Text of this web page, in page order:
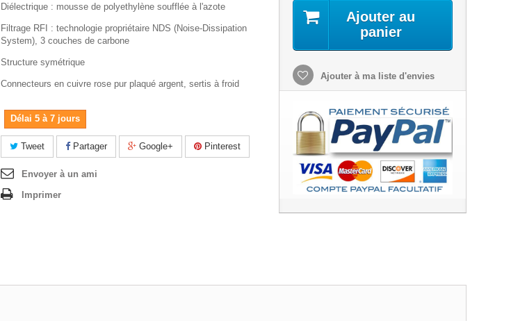
Diélectrique : mousse de polyethylène soufflée à l'azote
Filtrage RFI : technologie propriétaire NDS (Noise-Dissipation
System), 3 couches de carbone
Structure symétrique
Connecteurs en cuivre rose pur plaqué argent, sertis à froid
Délai 5 à 7 jours
Tweet Partager Google+ Pinterest
Envoyer à un ami
Imprimer
Ajouter au
panier
Ajouter à ma liste d'envies